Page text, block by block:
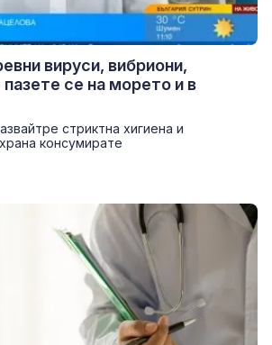
вируси, вибриони,
се на морето и в
стриктна хигиена и
консумирате